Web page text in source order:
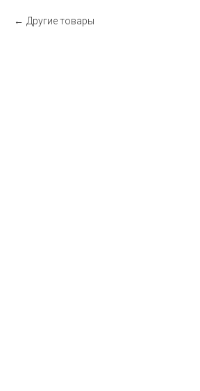
Другие товары